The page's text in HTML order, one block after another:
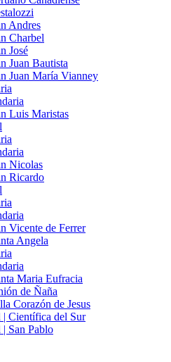
Andres
Charbel
José
Juan Bautista
Juan María Vianney
Luis Maristas
Nicolas
Ricardo
Vicente de Ferrer
Angela
Maria Eufracia
de Ñaña
Corazón de Jesus
| Científica del Sur
San Pablo